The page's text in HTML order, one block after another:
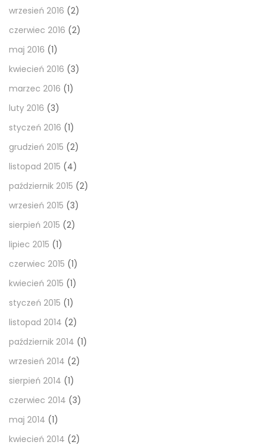
wrzesień 2016 (2)
czerwiec 2016 (2)
maj 2016 (1)
kwiecień 2016 (3)
marzec 2016 (1)
luty 2016 (3)
styczeń 2016 (1)
grudzień 2015 (2)
listopad 2015 (4)
październik 2015 (2)
wrzesień 2015 (3)
sierpień 2015 (2)
lipiec 2015 (1)
czerwiec 2015 (1)
kwiecień 2015 (1)
styczeń 2015 (1)
listopad 2014 (2)
październik 2014 (1)
wrzesień 2014 (2)
sierpień 2014 (1)
czerwiec 2014 (3)
maj 2014 (1)
kwiecień 2014 (2)